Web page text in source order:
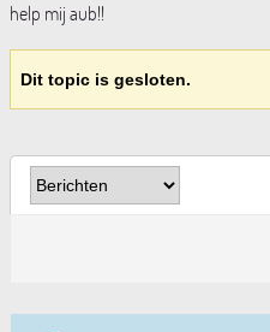
help mij aub!!
Dit topic is gesloten.